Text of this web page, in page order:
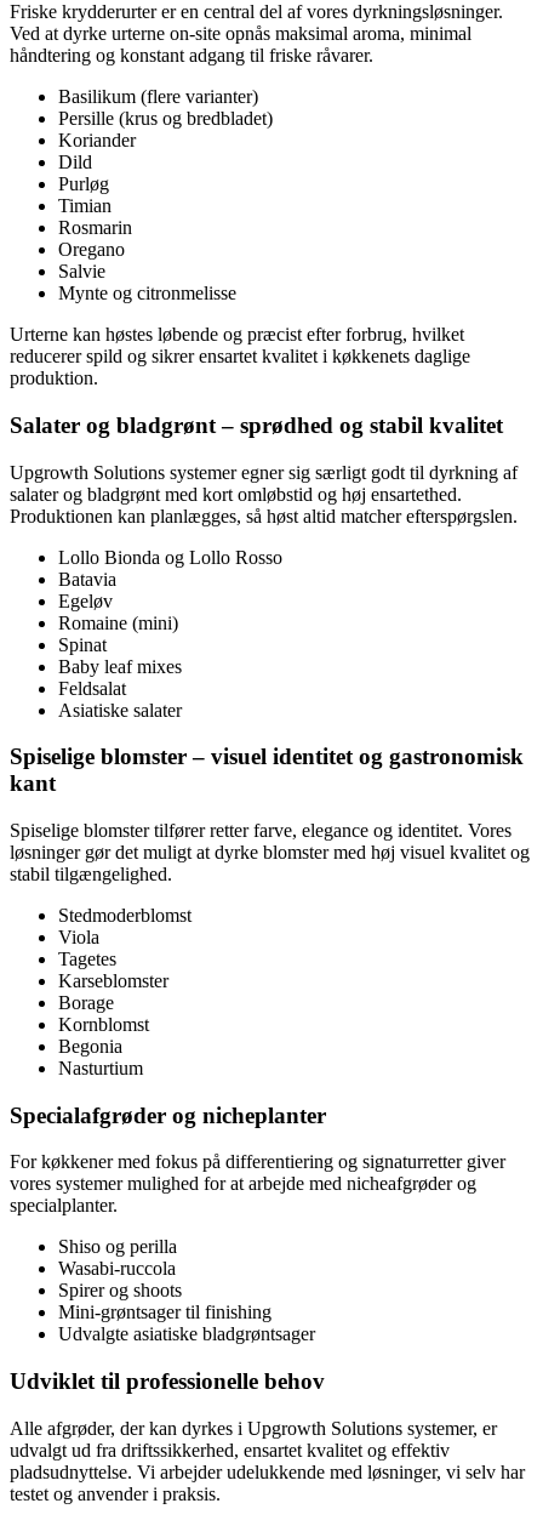
Friske krydderurter er en central del af vores dyrkningsløsninger.
Ved at dyrke urterne on-site opnås maksimal aroma, minimal
håndtering og konstant adgang til friske råvarer.
Basilikum (flere varianter)
Persille (krus og bredbladet)
Koriander
Dild
Purløg
Timian
Rosmarin
Oregano
Salvie
Mynte og citronmelisse
Urterne kan høstes løbende og præcist efter forbrug, hvilket
reducerer spild og sikrer ensartet kvalitet i køkkenets daglige
produktion.
Salater og bladgrønt – sprødhed og stabil kvalitet
Upgrowth Solutions systemer egner sig særligt godt til dyrkning af
salater og bladgrønt med kort omløbstid og høj ensartethed.
Produktionen kan planlægges, så høst altid matcher efterspørgslen.
Lollo Bionda og Lollo Rosso
Batavia
Egeløv
Romaine (mini)
Spinat
Baby leaf mixes
Feldsalat
Asiatiske salater
Spiselige blomster – visuel identitet og gastronomisk
kant
Spiselige blomster tilfører retter farve, elegance og identitet. Vores
løsninger gør det muligt at dyrke blomster med høj visuel kvalitet og
stabil tilgængelighed.
Stedmoderblomst
Viola
Tagetes
Karseblomster
Borage
Kornblomst
Begonia
Nasturtium
Specialafgrøder og nicheplanter
For køkkener med fokus på differentiering og signaturretter giver
vores systemer mulighed for at arbejde med nicheafgrøder og
specialplanter.
Shiso og perilla
Wasabi-ruccola
Spirer og shoots
Mini-grøntsager til finishing
Udvalgte asiatiske bladgrøntsager
Udviklet til professionelle behov
Alle afgrøder, der kan dyrkes i Upgrowth Solutions systemer, er
udvalgt ud fra driftssikkerhed, ensartet kvalitet og effektiv
pladsudnyttelse. Vi arbejder udelukkende med løsninger, vi selv har
testet og anvender i praksis.